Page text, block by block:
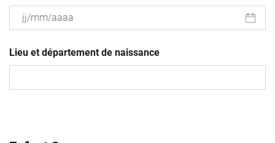
slash
MM
Lieu et département de naissance